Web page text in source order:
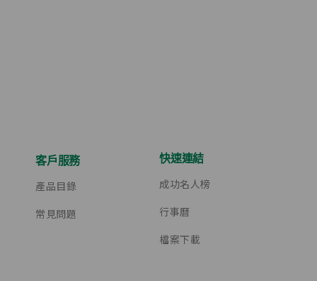
客戶服務
產品目錄
常見問題
快速連結
成功名人榜
行事曆
檔案下載